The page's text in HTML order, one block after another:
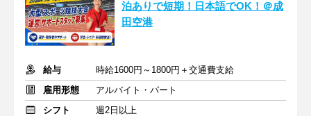
泊ありで短期！日本語でOK！＠成
田空港
給与
時給1600円～1800円＋交通費支給
雇用形態
アルバイト・パート
シフト
週2日以上